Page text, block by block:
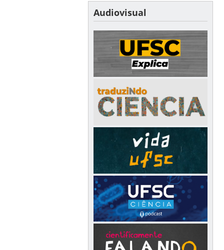
Audiovisual